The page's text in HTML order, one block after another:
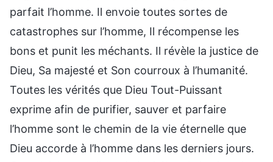
parfait l’homme. Il envoie toutes sortes de
catastrophes sur l’homme, Il récompense les
bons et punit les méchants. Il révèle la justice de
Dieu, Sa majesté et Son courroux à l’humanité.
Toutes les vérités que Dieu Tout-Puissant
exprime afin de purifier, sauver et parfaire
l’homme sont le chemin de la vie éternelle que
Dieu accorde à l’homme dans les derniers jours.